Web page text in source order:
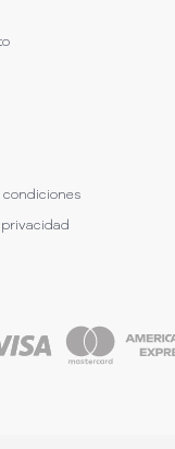
condiciones
privacidad